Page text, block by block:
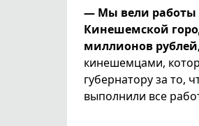
— Мы вели работы
Кинешемской
миллионов
кинешемцами,
губернатору за то,
выполнили все